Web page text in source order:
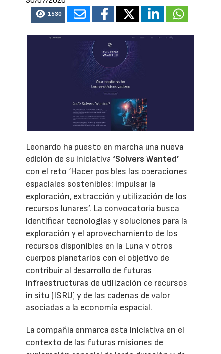
1530
Leonardo ha puesto en marcha una nueva
edición de su iniciativa ‘Solvers Wanted’
con el reto ‘Hacer posibles las operaciones
espaciales sostenibles: impulsar la
exploración, extracción y utilización de los
recursos lunares’. La convocatoria busca
identificar tecnologías y soluciones para la
exploración y el aprovechamiento de los
recursos disponibles en la Luna y otros
cuerpos planetarios con el objetivo de
contribuir al desarrollo de futuras
infraestructuras de utilización de recursos
in situ (ISRU) y de las cadenas de valor
asociadas a la economía espacial.
La compañía enmarca esta iniciativa en el
contexto de las futuras misiones de